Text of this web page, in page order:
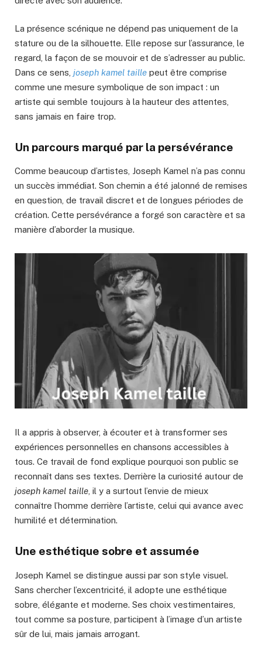
La présence scénique ne dépend pas uniquement de la
stature ou de la silhouette. Elle repose sur l’assurance, le
regard, la façon de se mouvoir et de s’adresser au public.
Dans ce sens, joseph kamel taille peut être comprise
comme une mesure symbolique de son impact : un
artiste qui semble toujours à la hauteur des attentes,
sans jamais en faire trop.
Un parcours marqué par la persévérance
Comme beaucoup d’artistes, Joseph Kamel n’a pas connu
un succès immédiat. Son chemin a été jalonné de remises
en question, de travail discret et de longues périodes de
création. Cette persévérance a forgé son caractère et sa
manière d’aborder la musique.
Il a appris à observer, à écouter et à transformer ses
expériences personnelles en chansons accessibles à
tous. Ce travail de fond explique pourquoi son public se
reconnaît dans ses textes. Derrière la curiosité autour de
joseph kamel taille , il y a surtout l’envie de mieux
connaître l’homme derrière l’artiste, celui qui avance avec
humilité et détermination.
Une esthétique sobre et assumée
Joseph Kamel se distingue aussi par son style visuel.
Sans chercher l’excentricité, il adopte une esthétique
sobre, élégante et moderne. Ses choix vestimentaires,
tout comme sa posture, participent à l’image d’un artiste
sûr de lui, mais jamais arrogant.